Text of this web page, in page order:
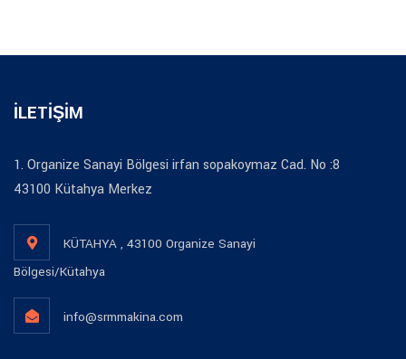
İLETİŞİM
1. Organize Sanayi Bölgesi irfan sopakoymaz Cad. No :8
43100 Kütahya Merkez
KÜTAHYA , 43100 Organize Sanayi
Bölgesi/Kütahya
info@srmmakina.com